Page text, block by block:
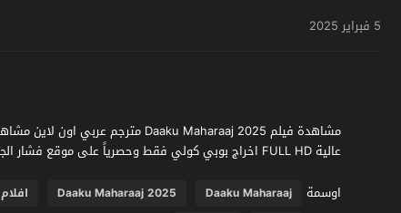
5 فبراير 2025
عالية FULL HD اخراج بوبي كولي فقط وحصرياً على موقع فشار الجديد
اوسمة
Daaku Maharaaj
Daaku Maharaaj 2025 افلام 2025